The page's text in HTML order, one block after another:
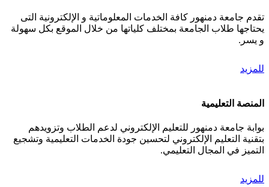
تقدم جامعة دمنهور كافة الخدمات المعلوماتية و الإلكترونية التى
يحتاجها طلاب الجامعة بمختلف كلياتها من خلال الموقع بكل سهولة
و يسر.
للمزيد
المنصة التعليمية
بوابة جامعة دمنهور للتعليم الإلكتروني لدعم الطلاب وتزويدهم
بتقنية التعليم الإلكتروني لتحسين جودة الخدمات التعليمية وتشجيع
التميز في المجال التعليمي.
للمزيد